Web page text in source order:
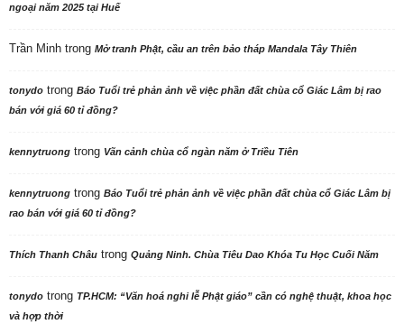
ngoại năm 2025 tại Huế
Trần Minh trong Mở tranh Phật, cầu an trên bảo tháp Mandala Tây Thiên
tonydo trong Báo Tuổi trẻ phản ảnh về việc phần đất chùa cổ Giác Lâm bị rao
bán với giá 60 tỉ đồng?
kennytruong trong Vãn cảnh chùa cổ ngàn năm ở Triều Tiên
kennytruong trong Báo Tuổi trẻ phản ảnh về việc phần đất chùa cổ Giác Lâm bị
rao bán với giá 60 tỉ đồng?
Thích Thanh Châu trong Quảng Ninh. Chùa Tiêu Dao Khóa Tu Học Cuối Năm
tonydo trong TP.HCM: “Văn hoá nghi lễ Phật giáo” cần có nghệ thuật, khoa học
và hợp thời